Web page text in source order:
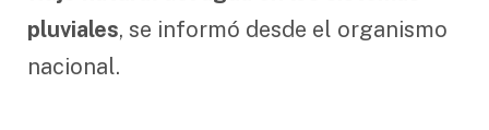
pluviales, se informó desde el organismo
nacional.